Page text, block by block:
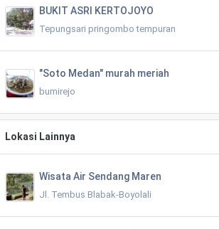
BUKIT ASRI KERTOJOYO
Tepungsari pringombo tempuran
"Soto Medan" murah meriah
bumirejo
Lokasi Lainnya
Wisata Air Sendang Maren
Jl. Tembus Blabak-Boyolali